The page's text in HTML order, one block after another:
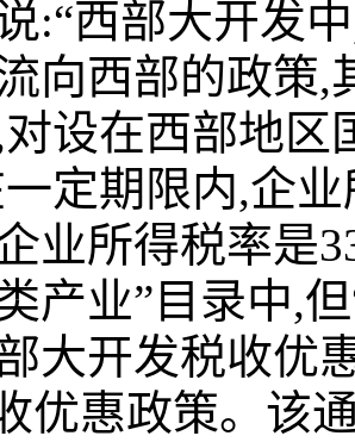
:“西部大开发
向西部的政策,
设在西部地区
定期限内,企
业所得税率是
产业”目录中,
大开发税收优
优惠政策。该